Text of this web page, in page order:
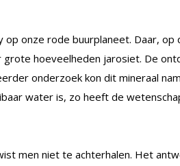
onze rode buurplaneet. Daar, op
hoeveelheden jarosiet. De
onderzoek kon dit mineraal
water is, zo heeft de
men niet te achterhalen. Het